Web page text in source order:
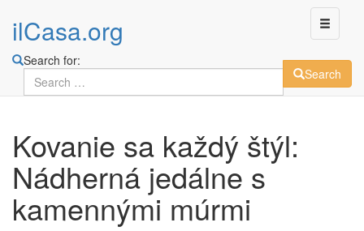
ilCasa.org
Search for:
Search
main
content
Kovanie sa každý štýl:
Nádherná jedálne s
kamennými múrmi